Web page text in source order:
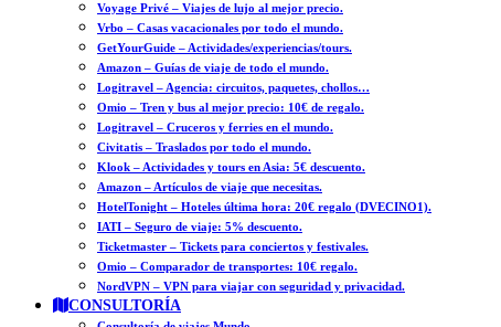
Voyage Privé – Viajes de lujo al mejor precio.
Vrbo – Casas vacacionales por todo el mundo.
GetYourGuide – Actividades/experiencias/tours.
Amazon – Guías de viaje de todo el mundo.
Logitravel – Agencia: circuitos, paquetes, chollos…
Omio – Tren y bus al mejor precio: 10€ de regalo.
Logitravel – Cruceros y ferries en el mundo.
Civitatis – Traslados por todo el mundo.
Klook – Actividades y tours en Asia: 5€ descuento.
Amazon – Artículos de viaje que necesitas.
HotelTonight – Hoteles última hora: 20€ regalo (DVECINO1).
IATI – Seguro de viaje: 5% descuento.
Ticketmaster – Tickets para conciertos y festivales.
Omio – Comparador de transportes: 10€ regalo.
NordVPN – VPN para viajar con seguridad y privacidad.
CONSULTORÍA